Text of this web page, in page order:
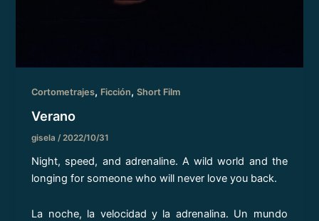
Cortometrajes, Ficción,Short Film
Verano
gisela/2022/10/31
Night, speed, and adrenaline. A wild world and the
longing for someone who will never love you back.
La noche, la velocidad y la adrenalina. Un mundo